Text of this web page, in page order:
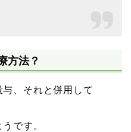
方法？
、それと併用して
です。